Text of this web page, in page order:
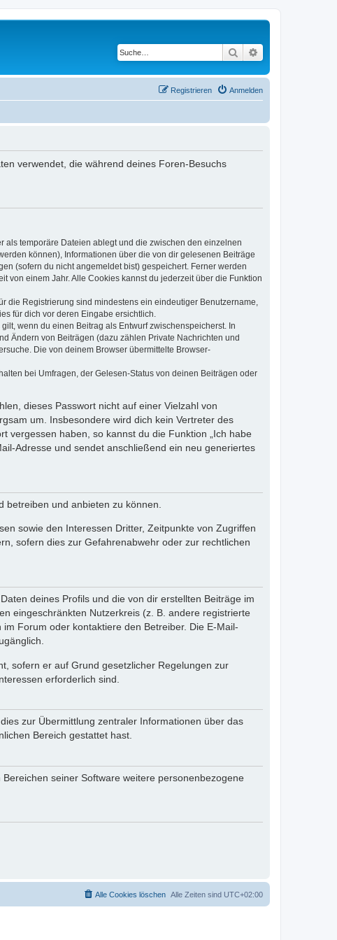
Suche
Anmelden
Registrieren
verwendet, die während deines Foren-Besuchs
als temporäre Dateien ablegt und die zwischen den einzelnen
können), Informationen über die von dir gelesenen Beiträge
(sofern du nicht angemeldet bist) gespeichert. Ferner werden
von einem Jahr. Alle Cookies kannst du jederzeit über die Funktion
Registrierung sind mindestens ein eindeutiger Benutzername,
für dich vor deren Eingabe ersichtlich.
wenn du einen Beitrag als Entwurf zwischenspeicherst. In
Ändern von Beiträgen (dazu zählen Private Nachrichten und
Die von deinem Browser übermittelte Browser-
bei Umfragen, der Gelesen-Status von deinen Beiträgen oder
dieses Passwort nicht auf einer Vielzahl von
um. Insbesondere wird dich kein Vertreter des
vergessen haben, so kannst du die Funktion „Ich habe
Adresse und sendet anschließend ein neu generiertes
und anbieten zu können.
sowie den Interessen Dritter, Zeitpunkte von Zugriffen
sofern dies zur Gefahrenabwehr oder zur rechtlichen
deines Profils und die von dir erstellten Beiträge im
eingeschränkten Nutzerkreis (z. B. andere registrierte
Forum oder kontaktiere den Betreiber. Die E-Mail-
sofern er auf Grund gesetzlicher Regelungen zur
erforderlich sind.
zur Übermittlung zentraler Informationen über das
Bereich gestattet hast.
seiner Software weitere personenbezogene
Alle Zeiten sind UTC+02:00
Alle Cookies löschen